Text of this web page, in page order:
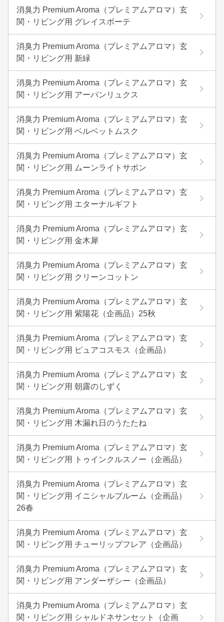
消臭力 Premium Aroma（プレミアムアロマ）玄
関・リビング用 グレイスボーテ
消臭力 Premium Aroma（プレミアムアロマ）玄
関・リビング用 新緑
消臭力 Premium Aroma（プレミアムアロマ）玄
関・リビング用 アーバンリュクス
消臭力 Premium Aroma（プレミアムアロマ）玄
関・リビング用 ベルベットムスク
消臭力 Premium Aroma（プレミアムアロマ）玄
関・リビング用 ムーンライトサボン
消臭力 Premium Aroma（プレミアムアロマ）玄
関・リビング用 エターナルギフト
消臭力 Premium Aroma（プレミアムアロマ）玄
関・リビング用 金木犀
消臭力 Premium Aroma（プレミアムアロマ）玄
関・リビング用 クリーンコットン
消臭力 Premium Aroma（プレミアムアロマ）玄
関・リビング用 紫陽花（企画品）25秋
消臭力 Premium Aroma（プレミアムアロマ）玄
関・リビング用 ピュアコスモス（企画品）
消臭力 Premium Aroma（プレミアムアロマ）玄
関・リビング用 朝露のしずく
消臭力 Premium Aroma（プレミアムアロマ）玄
関・リビング用 木漏れ日のうたたね
消臭力 Premium Aroma（プレミアムアロマ）玄
関・リビング用 トゥインクルスノー（企画品）
消臭力 Premium Aroma（プレミアムアロマ）玄
関・リビング用 イニシャルブルーム（企画品）
26春
消臭力 Premium Aroma（プレミアムアロマ）玄
関・リビング用 チューリップフレア（企画品）
消臭力 Premium Aroma（プレミアムアロマ）玄
関・リビング用 アンダーザシー（企画品）
消臭力 Premium Aroma（プレミアムアロマ）玄
関・リビング用 シャルドネサンセット（企画